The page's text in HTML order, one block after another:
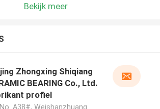
Bekijk meer
Zhongxing Shiqiang
BEARING Co., Ltd.
profiel
No. A38#, Weishanzhuang